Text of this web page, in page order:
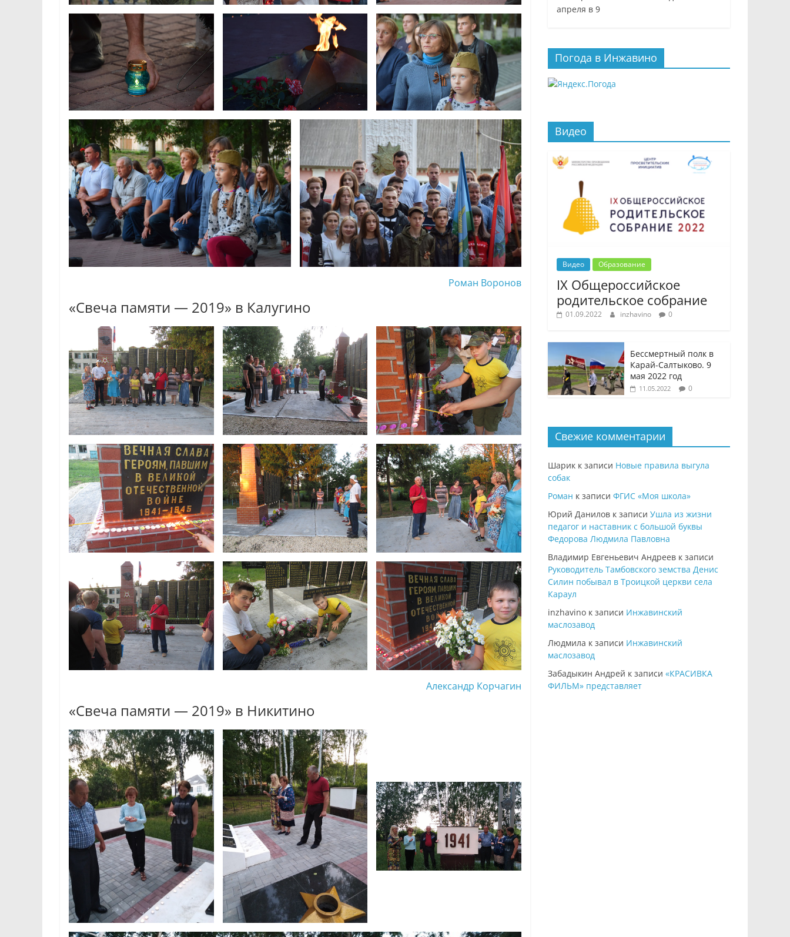
Роман Воронов
«Свеча памяти — 2019» в Калугино
Александр Корчагин
«Свеча памяти — 2019» в Никитино
апреля в 9
Погода в Инжавино
Видео
Видео Образование
IX Общероссийское
родительское собрание
01.09.2022 inzhavino 0
Бессмертный полк в
Карай-Салтыково. 9
мая 2022 год
11.05.2022 0
Свежие комментарии
Шарик к записи Новые правила выгула
собак
Роман к записи ФГИС «Моя школа»
Юрий Данилов к записи Ушла из жизни
педагог и наставник с большой буквы
Федорова Людмила Павловна
Владимир Евгеньевич Андреев к записи
Руководитель Тамбовского земства Денис
Силин побывал в Троицкой церкви села
Караул
inzhavino к записи Инжавинский
маслозавод
Людмила к записи Инжавинский
маслозавод
Забадыкин Андрей к записи «КРАСИВКА
ФИЛЬМ» представляет